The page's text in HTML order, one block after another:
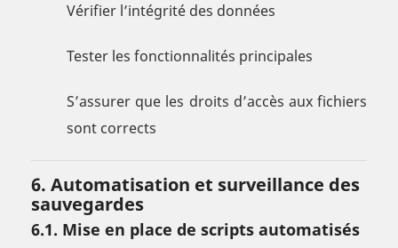
Vérifier l’intégrité des données
Tester les fonctionnalités principales
S’assurer que les droits d’accès aux fichiers
sont corrects
6. Automatisation et surveillance des
sauvegardes
6.1. Mise en place de scripts automatisés